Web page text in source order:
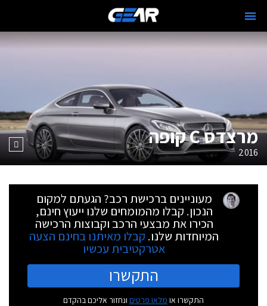
מרצדס C קופה
2016
מעוניינים ברכישת רכב? הגעתם למקום
הנכון. קבלו מהמומחים שלנו ייעוץ חינם,
הכירו את מבצעי הרכב וקבוצות הרכישה
המיוחדות שלנו. קבלו מאיתנו בחינם הצעה
אטרקטיבית עכשיו
התקשרו
התקשרו או מלאו פרטים ונחזור אליכם בהקדם